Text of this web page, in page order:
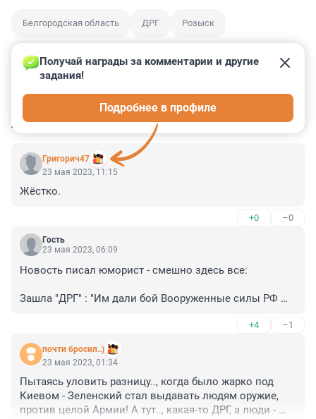
Белгородская область ДРГ Розыск
КОММЕНТАРИИ 19
Григорич47
Получай награды за комментарии и другие
задания!
Подробнее в профиле
23 мая 2023, 11:15
Жёстко.
+0 –0
Гость
23 мая 2023, 06:09
Новость писал юморист - смешно здесь все:
Зашла "ДРГ" : "Им дали бой Вооруженные силы РФ
"Большая часть населения приграничного района и
райцентра покинула территорию" - а что случилось, уж
не печенеги ли с половцами напали?
"О ситуации доложено президенту Владимиру Путину."
- чтоб никто не засомневался "какому такому
президенту,"
+4 –1
почти бросил..)
23 мая 2023, 01:34
Пытаясь уловить разницу.., когда было жарко под
Киевом - Зеленский стал выдавать людям оружие,
против целой Армии! А тут.., какая-то ДРГ, а люди -